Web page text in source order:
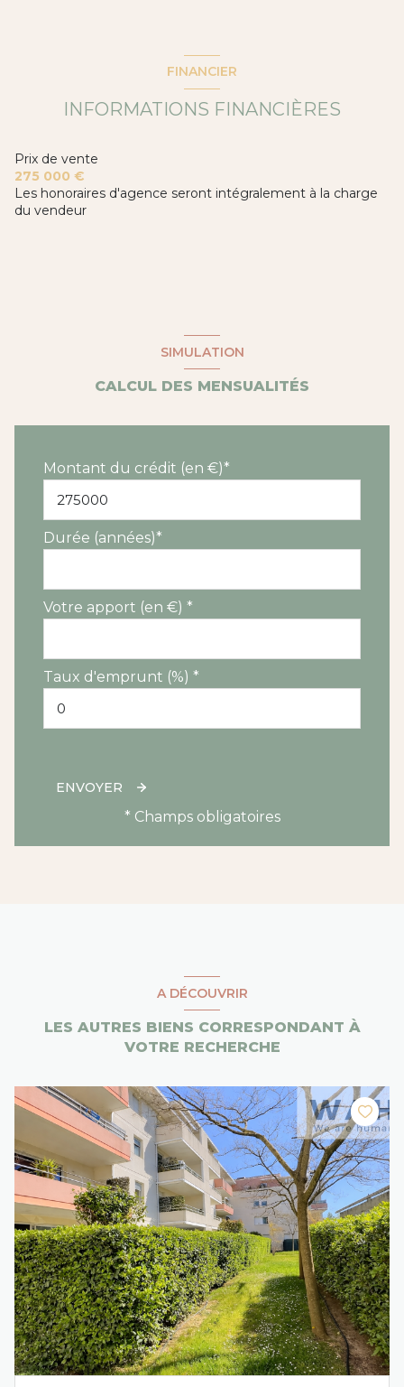
FINANCIER
INFORMATIONS FINANCIÈRES
Prix de vente
275 000 €
Les honoraires d'agence seront intégralement à la charge
du vendeur
SIMULATION
CALCUL DES MENSUALITÉS
Montant du crédit (en €)*
Durée (années)*
Votre apport (en €) *
Taux d'emprunt (%) *
ENVOYER
* Champs obligatoires
A DÉCOUVRIR
LES AUTRES BIENS CORRESPONDANT À
VOTRE RECHERCHE